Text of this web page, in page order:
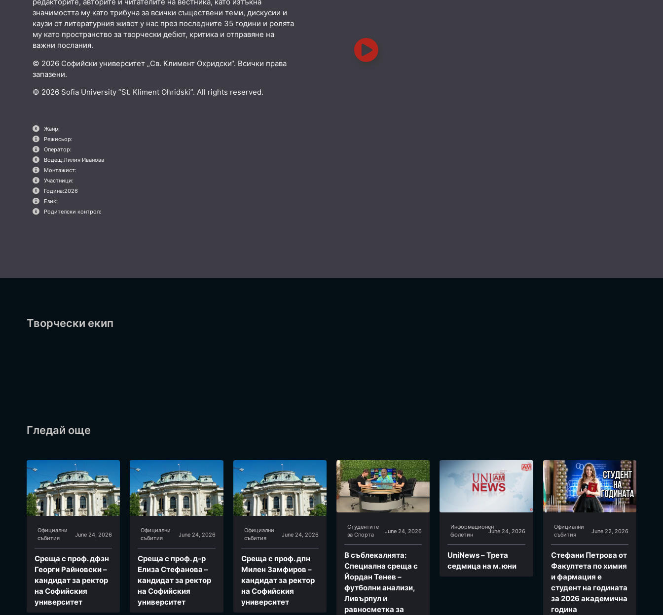
редакторите, авторите и читателите на вестника, като изтъкна
значимостта му като трибуна за всички съществени теми, дискусии и
каузи от литературния живот у нас през последните 35 години и ролята
му като пространство за творчески дебют, критика и отправяне на
важни послания.
© 2026 Софийски университет „Св. Климент Охридски“. Всички права
запазени.
© 2026 Sofia University “St. Kliment Ohridski”. All rights reserved.
Жанр:
Режисьор:
Оператор:
Водещ:Лилия Иванова
Монтажист:
Участници:
Година:2026
Език:
Родителски контрол:
Творчески екип
Гледай още
Официални
събития
June 24, 2026
Среща с проф. дфзн
Георги Райновски –
кандидат за ректор
на Софийския
университет
Официални
събития
June 24, 2026
Среща с проф. д-р
Елиза Стефанова –
кандидат за ректор
на Софийския
университет
Официални
събития
June 24, 2026
Среща с проф. дпн
Милен Замфиров –
кандидат за ректор
на Софийския
университет
Студентите
за Спортa
June 24, 2026
В съблекалнята:
Специална среща с
Йордан Тенев –
футболни анализи,
Ливърпул и
равносметка за
Информационен
бюлетин
June 24, 2026
UniNews – Трета
седмица на м. юни
Официални
събития
June 22, 2026
Стефани Петрова от
Факултета по химия
и фармация e
студент на годината
за 2026 академична
година